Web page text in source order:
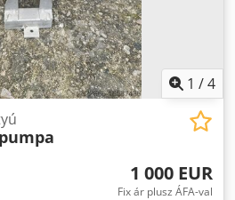
1 /4
1 000 EUR
Fix ár plusz ÁFA-val